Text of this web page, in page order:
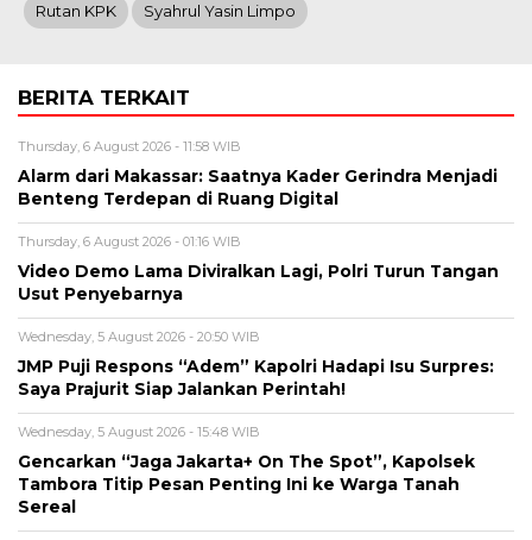
Rutan KPK Syahrul Yasin Limpo
BERITA TERKAIT
Thursday, 6 August 2026 - 11:58 WIB
Alarm dari Makassar: Saatnya Kader Gerindra Menjadi
Benteng Terdepan di Ruang Digital
Thursday, 6 August 2026 - 01:16 WIB
Video Demo Lama Diviralkan Lagi, Polri Turun Tangan
Usut Penyebarnya
Wednesday, 5 August 2026 - 20:50 WIB
JMP Puji Respons “Adem” Kapolri Hadapi Isu Surpres:
Saya Prajurit Siap Jalankan Perintah!
Wednesday, 5 August 2026 - 15:48 WIB
Gencarkan “Jaga Jakarta+ On The Spot”, Kapolsek
Tambora Titip Pesan Penting Ini ke Warga Tanah
Sereal